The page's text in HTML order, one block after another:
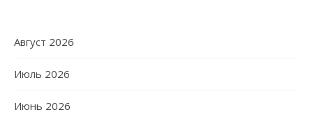
Август 2026
Июль 2026
Июнь 2026